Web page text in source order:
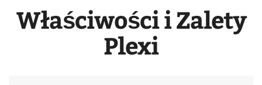
Właściwości i Zalety
Plexi